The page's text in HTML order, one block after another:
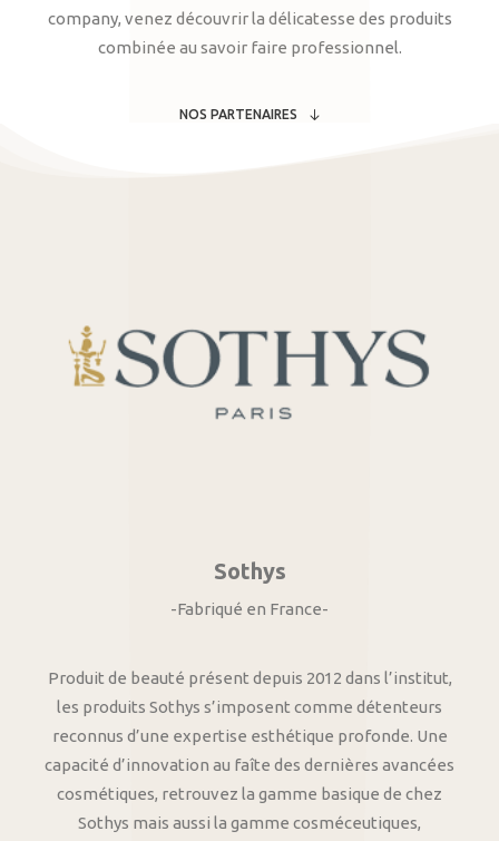
company, venez découvrir la délicatesse des produits
combinée au savoir faire professionnel.
NOS PARTENAIRES
Sothys
-Fabriqué en France-
Produit de beauté présent depuis 2012 dans l’institut,
les produits Sothys s’imposent comme détenteurs
reconnus d’une expertise esthétique profonde. Une
capacité d’innovation au faîte des dernières avancées
cosmétiques, retrouvez la gamme basique de chez
Sothys mais aussi la gamme cosméceutiques,